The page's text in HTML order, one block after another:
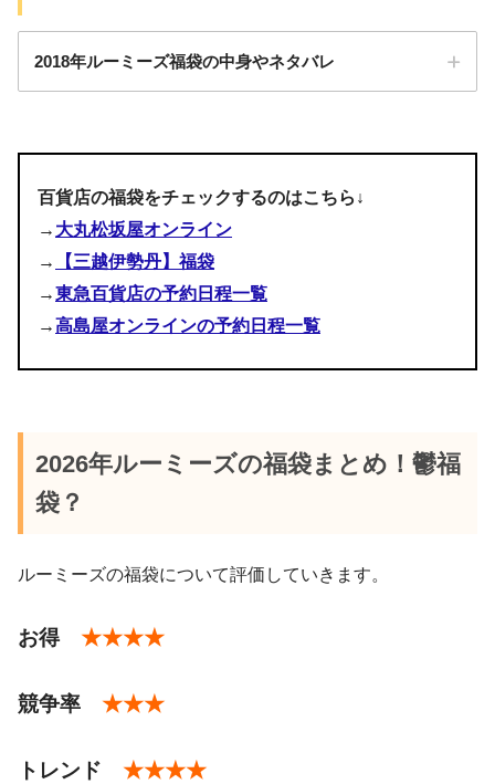
・ワンピース
2018年ルーミーズ福袋の中身やネタバレ
pic.twitter.com/fGWSkIAD5M
百貨店の福袋をチェックするのはこちら↓
→ 大丸松坂屋オンライン
→
【三越伊勢丹】福袋
→東急百貨店の予約日程一覧
→高島屋オンラインの予約日程一覧
2026年ルーミーズの福袋まとめ！鬱福
袋？
ルーミーズの福袋について評価していきます。
お得 ★★★★
競争率 ★★★
トレンド ★★★★